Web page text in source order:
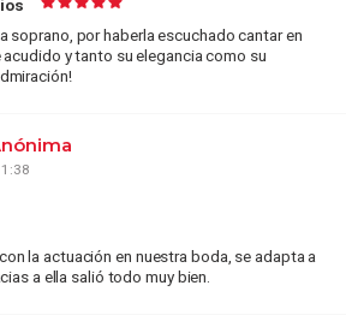
soprano, por haberla escuchado cantar en
y tanto su elegancia como su
la actuación en nuestra boda, se adapta a
a ella salió todo muy bien.